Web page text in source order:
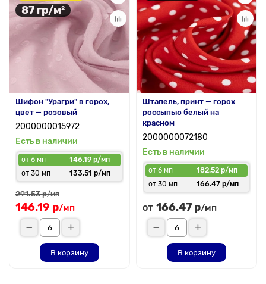
87 гр/м²
Шифон "Урагри" в горох,
цвет — розовый
2000000015972
Есть в наличии
от 6 мп
146.19 р/мп
от 30 мп
133.51 р/мп
291.53 р/мп
146.19 р/мп
В корзину
Штапель, принт — горох
россыпью белый на
красном
2000000072180
Есть в наличии
от 6 мп
182.52 р/мп
от 30 мп
166.47 р/мп
от 166.47 р/мп
В корзину